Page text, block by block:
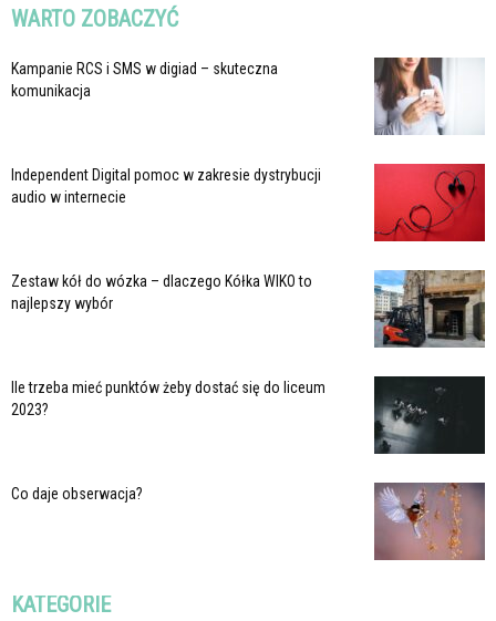
WARTO ZOBACZYĆ
Kampanie RCS i SMS w digiad – skuteczna
komunikacja
Independent Digital pomoc w zakresie dystrybucji
audio w internecie
Zestaw kół do wózka – dlaczego Kółka WIKO to
najlepszy wybór
Ile trzeba mieć punktów żeby dostać się do liceum
2023?
Co daje obserwacja?
KATEGORIE